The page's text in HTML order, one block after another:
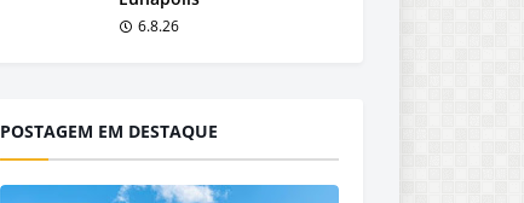
6.8.26
POSTAGEM EM DESTAQUE